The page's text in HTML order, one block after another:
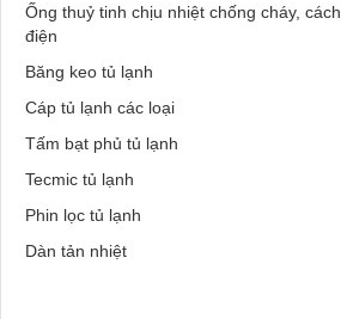
Ống thuỷ tinh chịu nhiệt chống cháy, cách
điện
Băng keo tủ lạnh
Cáp tủ lạnh các loại
Tấm bạt phủ tủ lạnh
Tecmic tủ lạnh
Phin lọc tủ lạnh
Dàn tản nhiệt